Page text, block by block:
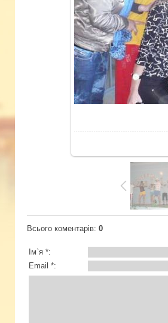
Всього коментарів: 0
Ім`я *:
Email *: